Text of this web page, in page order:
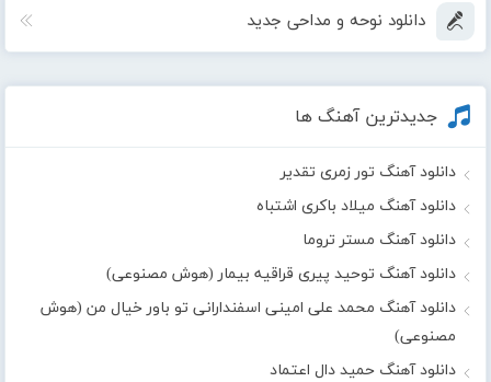
دانلود نوحه و مداحی جدید
جدیدترین آهنگ ها
دانلود آهنگ تور زمری تقدیر
دانلود آهنگ میلاد باکری اشتباه
دانلود آهنگ مستر تروما
دانلود آهنگ توحید پیری قراقیه بیمار (هوش مصنوعی)
دانلود آهنگ محمد علی امینی اسفندارانی تو باور خیال من (هوش
مصنوعی)
دانلود آهنگ حمید دال اعتماد